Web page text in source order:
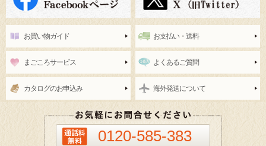
お買い物ガイド お支払い・送料
まごころサービス よくあるご質問
カタログのお申込み 海外発送について
0120-585-383